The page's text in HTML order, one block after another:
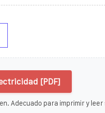
[PDF]
Adecuado para imprimir y leer